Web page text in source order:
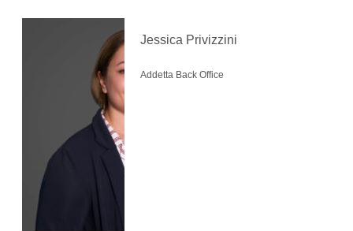
Jessica Privizzini
Addetta Back Office